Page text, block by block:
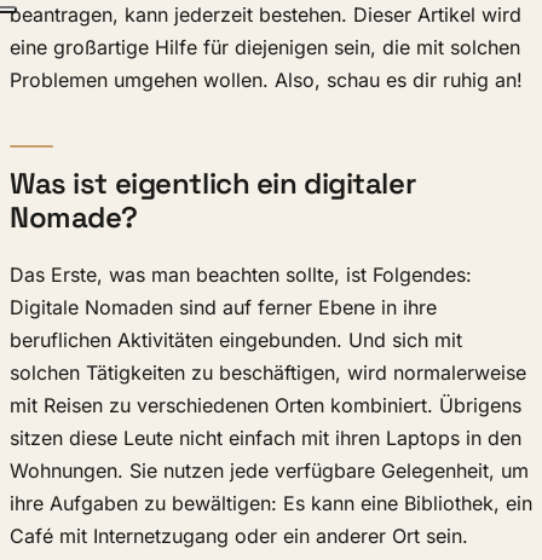
beantragen, kann jederzeit bestehen. Dieser Artikel wird
eine großartige Hilfe für diejenigen sein, die mit solchen
Problemen umgehen wollen. Also, schau es dir ruhig an!
Was ist eigentlich ein digitaler
Nomade?
Das Erste, was man beachten sollte, ist Folgendes:
Digitale Nomaden sind auf ferner Ebene in ihre
beruflichen Aktivitäten eingebunden. Und sich mit
solchen Tätigkeiten zu beschäftigen, wird normalerweise
mit Reisen zu verschiedenen Orten kombiniert. Übrigens
sitzen diese Leute nicht einfach mit ihren Laptops in den
Wohnungen. Sie nutzen jede verfügbare Gelegenheit, um
ihre Aufgaben zu bewältigen: Es kann eine Bibliothek, ein
Café mit Internetzugang oder ein anderer Ort sein.